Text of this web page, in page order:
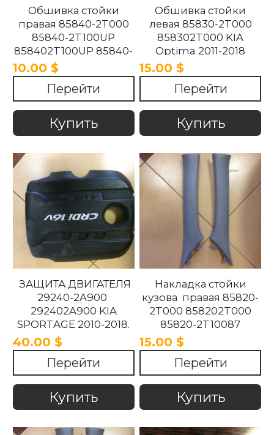
Обшивка стойки
правая 85840-2T000
85840-2T100UP
858402T100UP 85840-
2T100UP KIA Optima
2011-2018
10.00 $
Перейти
Купить
Обшивка стойки
левая 85830-2T000
858302T000 KIA
Optima 2011-2018
15.00 $
Перейти
Купить
ЗАЩИТА ДВИГАТЕЛЯ
29240-2A900
292402A900 KIA
SPORTAGE 2010-2018.
40.00 $
Перейти
Купить
Накладка стойки
кузова правая 85820-
2T000 858202T000
85820-2T10087
858202T10087 85820-
2T100UP
858202T100UP Kia
Optima 2010 -2015
15.00 $
Перейти
Купить